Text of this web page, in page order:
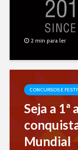
2 min para ler
CONCURSOS E
Seja a
Mundial